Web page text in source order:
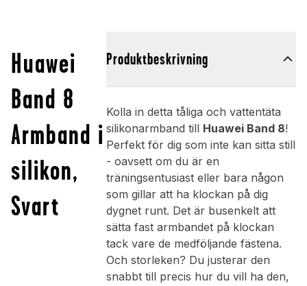
Huawei
Band 8
Armband i
silikon,
Svart
Produktbeskrivning
Kolla in detta tåliga och vattentäta
silikonarmband till Huawei Band 8!
Perfekt för dig som inte kan sitta still
- oavsett om du är en
träningsentusiast eller bara någon
som gillar att ha klockan på dig
dygnet runt. Det är busenkelt att
sätta fast armbandet på klockan
tack vare de medföljande fästena.
Och storleken? Du justerar den
snabbt till precis hur du vill ha den,